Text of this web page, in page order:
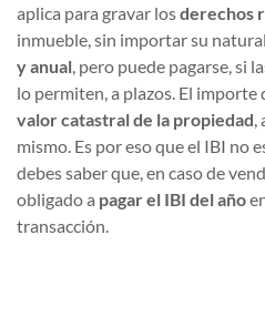
aplica para gravar losderechos
inmueble, sin importar su
y anual , pero puede pagarse, si
lo permiten, a plazos. El
valor catastral de la propiedad
mismo. Es por eso que el IBI no
debes saber que, en caso de
obligado a pagar el IBI del año
transacción.